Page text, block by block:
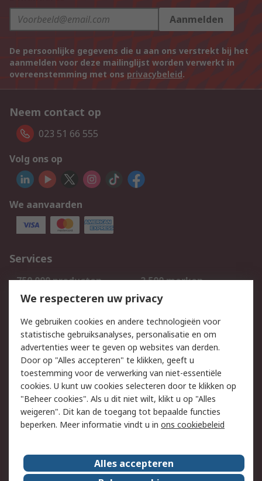
Aanmelden
De persoonlijke gegevens die u aan ons verstrekt bij het
aanmelden voor deze mailinglijst worden verwerkt in
overeenstemming met ons privacybeleid.
Neem contact op
023 51 66 555
Volg ons op
We aanvaarden
Services
750.000 producten
2.500 merken
Bestellen
Inkoopoplossingen
Track & Trace
Wettelijk
Cookiebeleid
Email veiligheid
Privacybeleid
Websitevoorwaarden
Algemene
verkoopvoorwaarden
Over RS
We respecteren uw privacy
We gebruiken cookies en andere technologieën voor
statistische gebruiksanalyses, personalisatie en om
advertenties weer te geven op websites van derden.
Door op "Alles accepteren" te klikken, geeft u
toestemming voor de verwerking van niet-essentiële
cookies. U kunt uw cookies selecteren door te klikken op
"Beheer cookies". Als u dit niet wilt, klikt u op "Alles
weigeren". Dit kan de toegang tot bepaalde functies
beperken. Meer informatie vindt u in ons cookiebeleid
Alles accepteren